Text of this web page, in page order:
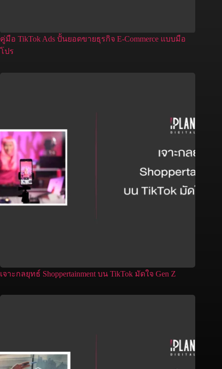
คู่มือ TikTok Ads ปั้นยอดขายธุรกิจ E-Commerce แบบมือ
โปร
เจาะกลยุทธ์ Shoppertainment บน TikTok มัดใจ Gen Z